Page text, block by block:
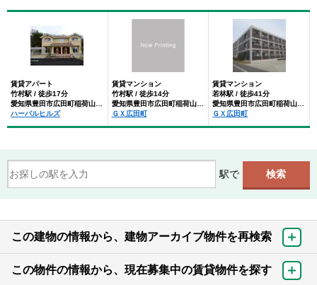
賃貸アパート
竹村駅 / 徒歩17分
ハーバルヒルズ
賃貸マンション
竹村駅 / 徒歩14分
愛知県豊田市広田町稲荷山丁目
ＧＸ広田町
賃貸マンション
若林駅 / 徒歩41分
ＧＸ広田町
駅で
この建物の情報から、建物アーカイブ物件を再検索
この物件の情報から、現在募集中の賃貸物件を探す